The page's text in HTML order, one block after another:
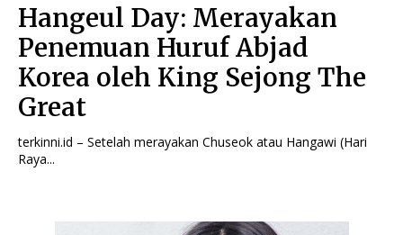
Hangeul Day: Merayakan
Penemuan Huruf Abjad
Korea oleh King Sejong The
Great
terkinni.id – Setelah merayakan Chuseok atau Hangawi (Hari
Raya...